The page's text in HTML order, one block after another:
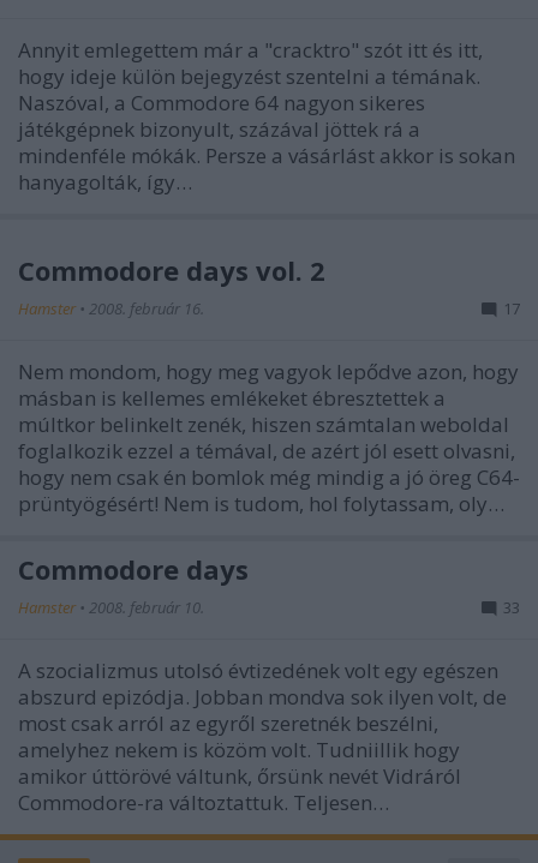
Annyit emlegettem már a "cracktro" szót itt és itt,
hogy ideje külön bejegyzést szentelni a témának.
Naszóval, a Commodore 64 nagyon sikeres
játékgépnek bizonyult, százával jöttek rá a
mindenféle mókák. Persze a vásárlást akkor is sokan
hanyagolták, így…
Commodore days vol. 2
Hamster • 2008. február 16. 17
Nem mondom, hogy meg vagyok lepődve azon, hogy
másban is kellemes emlékeket ébresztettek a
múltkor belinkelt zenék, hiszen számtalan weboldal
foglalkozik ezzel a témával, de azért jól esett olvasni,
hogy nem csak én bomlok még mindig a jó öreg C64-
prüntyögésért! Nem is tudom, hol folytassam, oly…
Commodore days
Hamster • 2008. február 10. 33
A szocializmus utolsó évtizedének volt egy egészen
abszurd epizódja. Jobban mondva sok ilyen volt, de
most csak arról az egyről szeretnék beszélni,
amelyhez nekem is közöm volt. Tudniillik hogy
amikor úttörövé váltunk, őrsünk nevét Vidráról
Commodore-ra változtattuk. Teljesen…